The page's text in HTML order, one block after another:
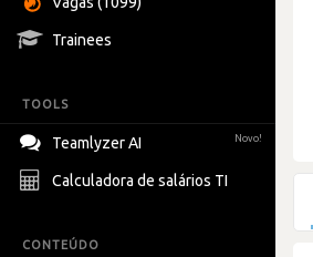
Trainees
TOOLS
Teamlyzer AI Novo!
Calculadora de salários TI
CONTEÚDO